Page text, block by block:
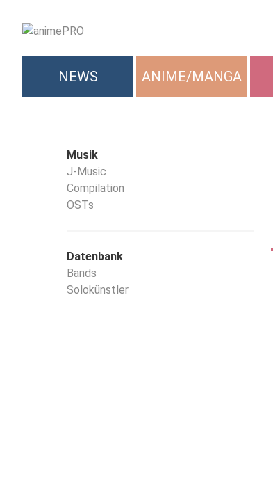
NEWS ANIME/MANGA
Musik
J-Music
Compilation
OSTs
Datenbank
Bands
Solokünstler